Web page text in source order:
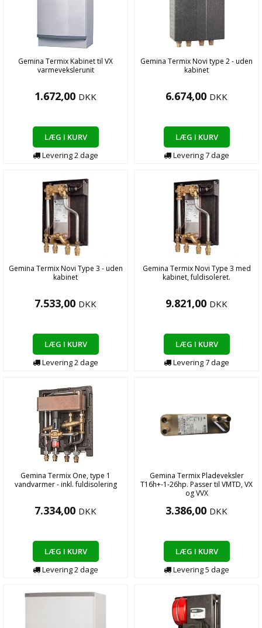
Gemina Termix Kabinet til VX
varmevekslerunit
1.672,00 DKK
LÆG I KURV
Levering2dage
Gemina Termix Novi type 2 - uden
kabinet
6.674,00 DKK
LÆG I KURV
Levering7dage
Gemina Termix Novi Type 3 - uden
kabinet
7.533,00 DKK
LÆG I KURV
Levering2dage
Gemina Termix Novi Type 3 med
kabinet, fuldisoleret.
9.821,00 DKK
LÆG I KURV
Levering7dage
Gemina Termix One, type 1
vandvarmer - inkl. fuldisolering
7.334,00 DKK
LÆG I KURV
Levering2dage
Gemina Termix Pladeveksler
T16h+-1-26hp. Passer til VMTD, VX
og VVX
3.386,00 DKK
LÆG I KURV
Levering5 dage